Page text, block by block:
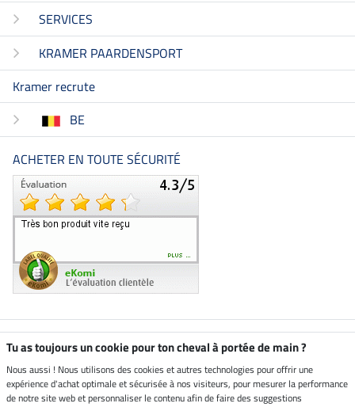
SERVICES
KRAMER PAARDENSPORT
Kramer recrute
BE
ACHETER EN TOUTE SÉCURITÉ
Boutique climatiquement
Livraison par
Tu as toujours un cookie pour ton cheval à portée de main ?
Nous aussi ! Nous utilisons des cookies et autres technologies pour offrir une
expérience d'achat optimale et sécurisée à nos visiteurs, pour mesurer la performance
de notre site web et personnaliser le contenu afin de faire des suggestions